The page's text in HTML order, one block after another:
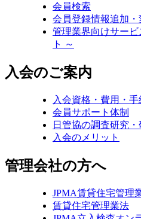
会員検索
会員登録情報追加・
管理業界向けサービ
ト ～
入会のご案内
入会資格・費用・
会員サポート体制
日管協の調査研究
入会のメリット
管理会社の方へ
JPMA賃貸住宅管理
賃貸住宅管理業法